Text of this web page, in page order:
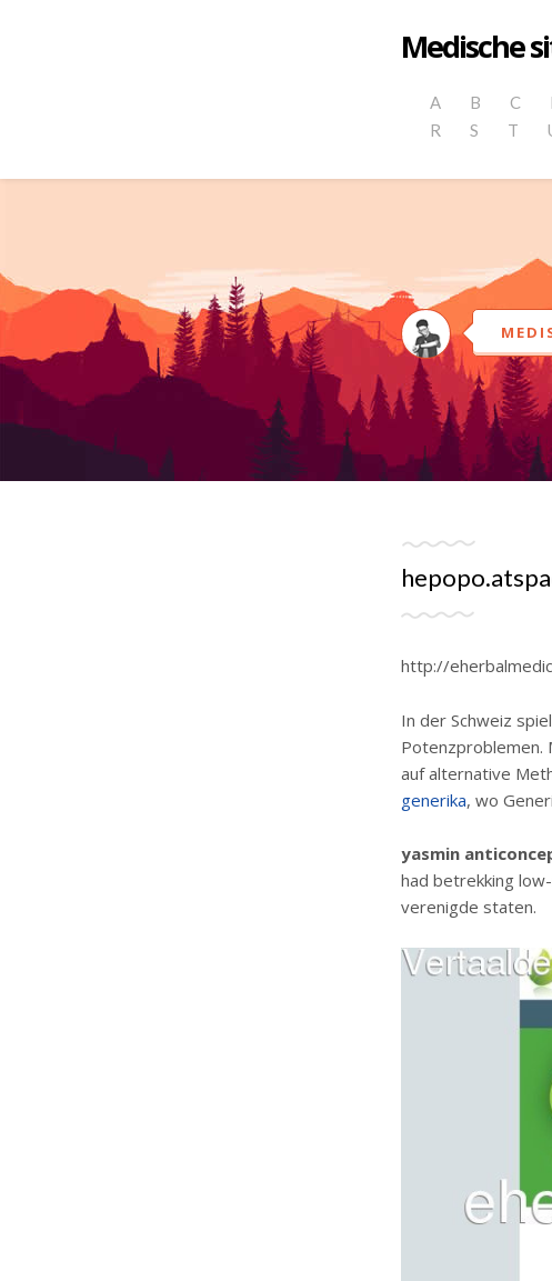
Medische
A B C
R
S T
http://
In der Schweiz
Potenzproblemen.
auf alternative
generika, wo
yasmin
had betrekking
verenigde staten.